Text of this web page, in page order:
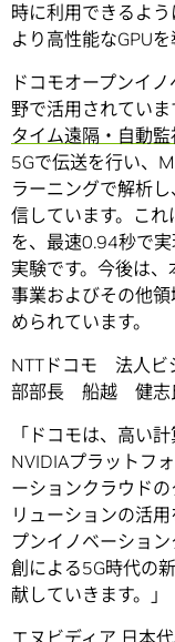
時に利用できるよう
より高性能なGPUを
ドコモオープンイ
野で活用されていま
タイム遠隔・自動
5Gで伝送を行い、
ラーニングで解析
信しています。こ
を、最速0.94秒で
実験です。今後は
事業およびその他
められています。
NTTドコモ 法人ビ
部部長 船越 健志氏
「ドコモは、高い
NVIDIAプラットフ
ーションクラウド
リューションの活
プンイノベーショ
創による5G時代の
献していきます。」